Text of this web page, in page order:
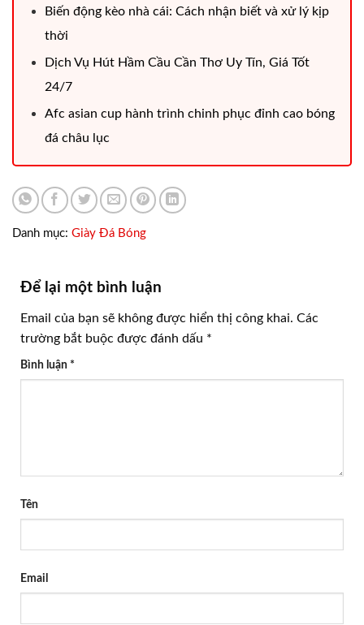
Biến động kèo nhà cái: Cách nhận biết và xử lý kịp
thời
Dịch Vụ Hút Hầm Cầu Cần Thơ Uy Tín, Giá Tốt
24/7
Afc asian cup hành trình chinh phục đỉnh cao bóng
đá châu lục
Danh mục: Giày Đá Bóng
Để lại một bình luận
Email của bạn sẽ không được hiển thị công khai. Các
trường bắt buộc được đánh dấu *
Bình luận *
Tên
Email